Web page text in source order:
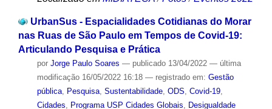
UrbanSus - Espacialidades Cotidianas do Morar
nas Ruas de São Paulo em Tempos de Covid-19:
Articulando Pesquisa e Prática
por Jorge Paulo Soares — publicado13/04/2022 — última
modificação16/05/2022 16:18 — registrado em: Gestão
pública, Pesquisa, Sustentabilidade, ODS, Covid-19,
Cidades, Programa USP Cidades Globais, Desigualdade